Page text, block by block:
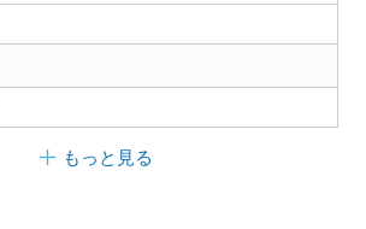
もっと見る